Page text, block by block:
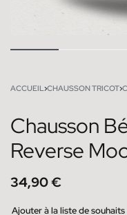
ACCUEIL›CHAUSSON TRICOT›
Chausson
Reverse
34,90€
Ajouter à la liste de souhaits